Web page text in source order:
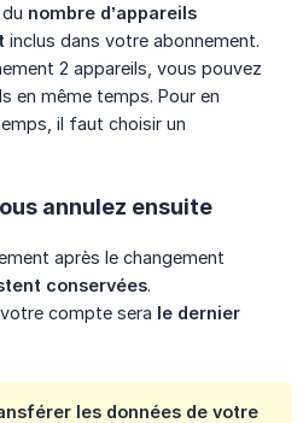
nombre d’appareils
inclus dans votre abonnement.
2 appareils, vous pouvez
en même temps. Pour en
il faut choisir un
annulez ensuite
après le changement
conservées.
votre compte sera le dernier
les données de votre